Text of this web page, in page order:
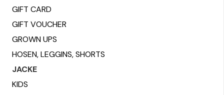
page
GIFT CARD
GIFT VOUCHER
GROWN UPS
HOSEN, LEGGINS, SHORTS
JACKE
KIDS